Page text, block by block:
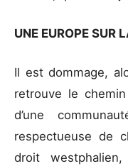
UNE EUROPE SUR
Il est dommage,
retrouve le
d’une
respectueuse de
droit